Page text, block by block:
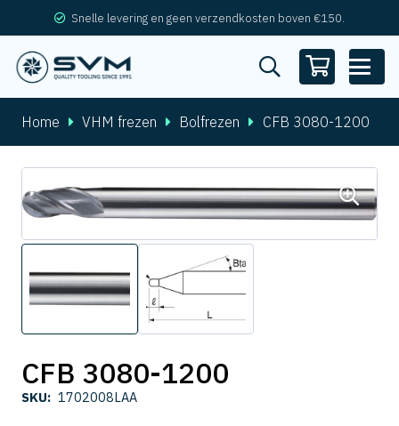
Snelle levering en geen verzendkosten boven €150.
Home VHM frezen Bolfrezen CFB 3080-1200
CFB 3080-1200
SKU: 1702008LAA